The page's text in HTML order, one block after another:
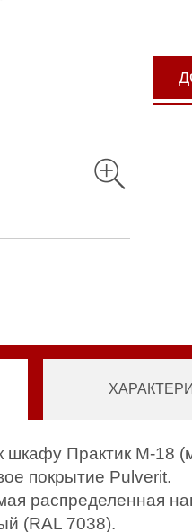
шкафу Практик M-18
покрытие Pulverit.
распределенная
(RAL 7038).